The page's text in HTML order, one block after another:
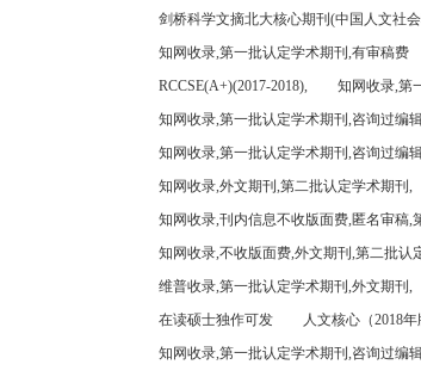
剑桥科学文摘北大核心期刊(中国人文社
知网收录,第一批认定学术期刊,有审稿费
RCCSE(A+)(2017-2018),
知网收录,第
知网收录,第一批认定学术期刊,咨询过编
知网收录,第一批认定学术期刊,咨询过编
知网收录,外文期刊,第二批认定学术期刊,
知网收录,刊内信息不收版面费,匿名审稿,
知网收录,不收版面费,外文期刊,第二批认
维普收录,第一批认定学术期刊,外文期刊,
在读硕士独作可发
人文核心（2018年
知网收录,第一批认定学术期刊,咨询过编